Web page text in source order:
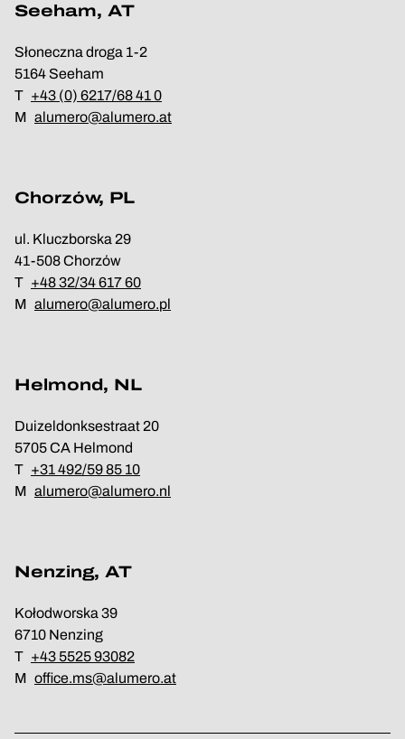
Seeham, AT
Słoneczna droga 1-2
5164 Seeham
T +43 (0) 6217/68 41 0
M alumero@alumero.at
Chorzów, PL
ul. Kluczborska 29
41-508 Chorzów
T +48 32/34 617 60
M alumero@alumero.pl
Helmond, NL
Duizeldonksestraat 20
5705 CA Helmond
T +31 492/59 85 10
M alumero@alumero.nl
Nenzing, AT
Kołodworska 39
6710 Nenzing
T +43 5525 93082
M office.ms@alumero.at